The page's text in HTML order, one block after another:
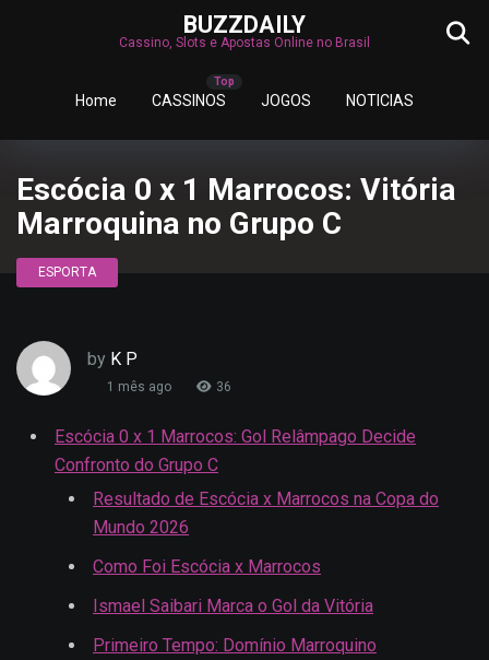
BUZZDAILY
Cassino, Slots e Apostas Online no Brasil
Home CASSINOS JOGOS NOTICIAS
Escócia 0 x 1 Marrocos: Vitória
Marroquina no Grupo C
ESPORTA
by K P
1 mês ago 36
Escócia 0 x 1 Marrocos: Gol Relâmpago Decide
Confronto do Grupo C
Resultado de Escócia x Marrocos na Copa do
Mundo 2026
Como Foi Escócia x Marrocos
Ismael Saibari Marca o Gol da Vitória
Primeiro Tempo: Domínio Marroquino